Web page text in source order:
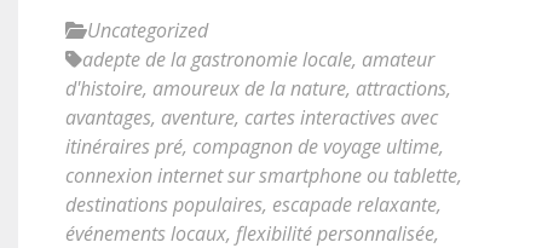
Uncategorized
adepte de la gastronomie locale, amateur
d'histoire, amoureux de la nature, attractions,
avantages, aventure, cartes interactives avec
itinéraires pré, compagnon de voyage ultime,
connexion internet sur smartphone ou tablette,
destinations populaires, escapade relaxante,
événements locaux, flexibilité personnalisée,